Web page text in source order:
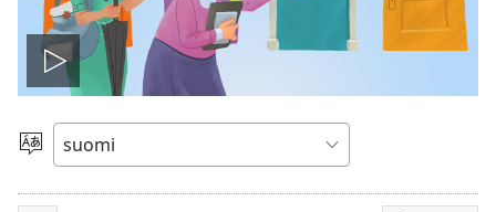
Toista
video
Valitse